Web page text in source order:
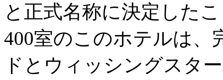
と正式名称に決定した
400室のこのホテルは、
ドとウィッシングスタ